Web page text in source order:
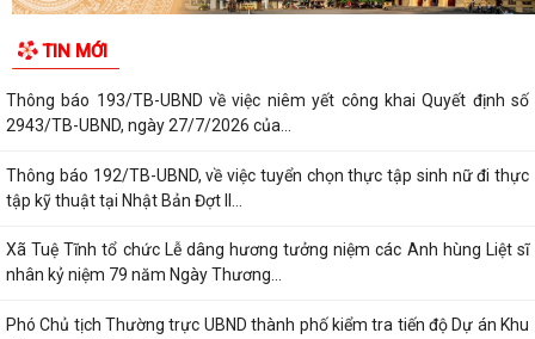
TIN MỚI
dưỡng, nhân viên chăm sóc đi làm tại...
Thông báo 193/TB-UBND về việc niêm yết công khai Quyết định số
2943/TB-UBND, ngày 27/7/2026 của...
Thông báo 192/TB-UBND, về việc tuyển chọn thực tập sinh nữ đi thực
tập kỹ thuật tại Nhật Bản Đợt II...
Xã Tuệ Tĩnh tổ chức Lễ dâng hương tưởng niệm các Anh hùng Liệt sĩ
nhân kỷ niệm 79 năm Ngày Thương...
Phó Chủ tịch Thường trực UBND thành phố kiểm tra tiến độ Dự án Khu